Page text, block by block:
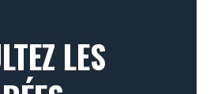
LES